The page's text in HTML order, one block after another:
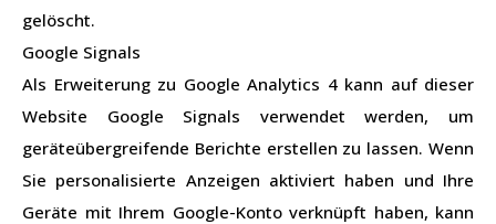
gelöscht.
Google Signals
Als Erweiterung zu Google Analytics 4 kann auf dieser
Website Google Signals verwendet werden, um
geräteübergreifende Berichte erstellen zu lassen. Wenn
Sie personalisierte Anzeigen aktiviert haben und Ihre
Geräte mit Ihrem Google-Konto verknüpft haben, kann